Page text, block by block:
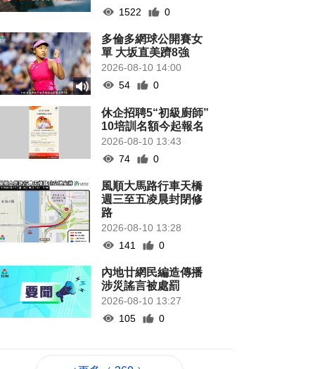
1522
0
多倫多網球公開賽女
單 大坂直美躋8強
2026-08-10 14:00
54
0
休企招聘5“初級廚師”
10培訓名額今起報名
2026-08-10 13:43
74
0
風順大馬路行車天橋
週三至五凌晨封閉修
路
2026-08-10 13:28
141
0
內地廿網民編造傳播
涉災謠言被處罰
2026-08-10 13:27
105
0